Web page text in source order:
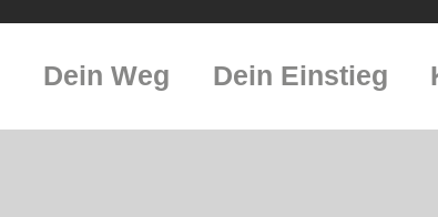
Dein Weg Dein Einstieg